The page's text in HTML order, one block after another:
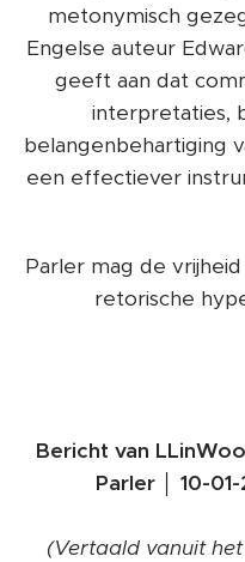
metonymisch
Engelse auteur
geeft aan dat
interpretaties,
belangenbehartiging
een effectiever
Parler mag de
retorische
Bericht van
Parler │ 10-
(Vertaald vanuit